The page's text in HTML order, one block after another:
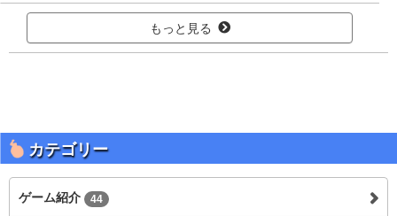
もっと見る
カテゴリー
ゲーム紹介 44